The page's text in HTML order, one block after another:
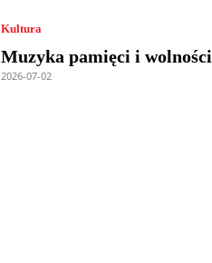
Kultura
Muzyka pamięci i wolności
2026-07-02